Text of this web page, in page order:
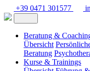
+39 0471 301577
Beratung &
Übersicht
Beratung
Kurse & Trainings